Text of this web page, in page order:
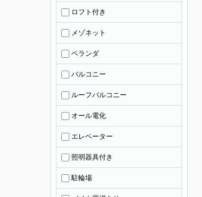
ロフト付き
メゾネット
ベランダ
バルコニー
ルーフバルコニー
オール電化
エレベーター
照明器具付き
駐輪場